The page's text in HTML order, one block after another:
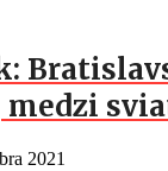
medzi
2021